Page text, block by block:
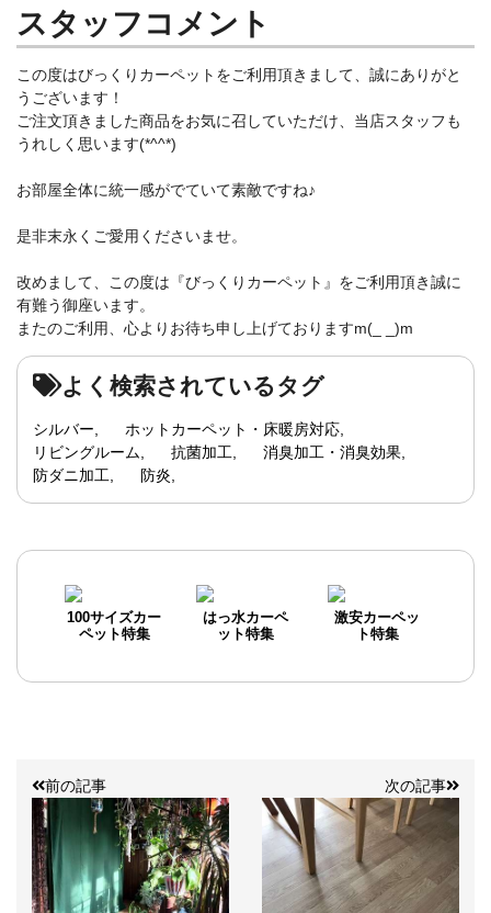
スタッフコメント
この度はびっくりカーペットをご利用頂きまして、誠にありがと
うございます！
ご注文頂きました商品をお気に召していただけ、当店スタッフも
うれしく思います(*^^*)
お部屋全体に統一感がでていて素敵ですね♪
是非末永くご愛用くださいませ。
改めまして、この度は『びっくりカーペット』をご利用頂き誠に
有難う御座います。
またのご利用、心よりお待ち申し上げておりますm(_ _)m
よく検索されているタグ
シルバー
ホットカーペット・床暖房対応
リビングルーム
抗菌加工
消臭加工・消臭効果
防ダニ加工
防炎
100サイズカー
ペット特集
はっ水カーペ
ット特集
激安カーペッ
ト特集
前の記事 次の記事